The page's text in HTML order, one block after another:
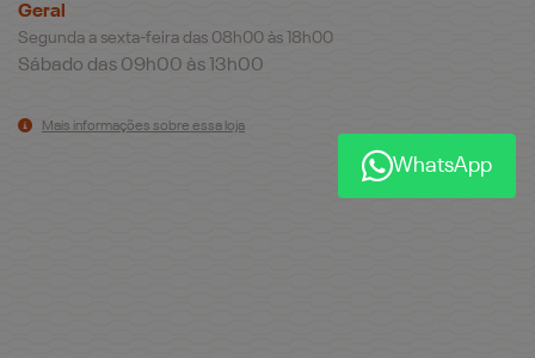
Geral
Segunda a sexta-feira das 08h00 às 18h00
Sábado das 09h00 às 13h00
Mais informações sobre essa loja
WhatsApp